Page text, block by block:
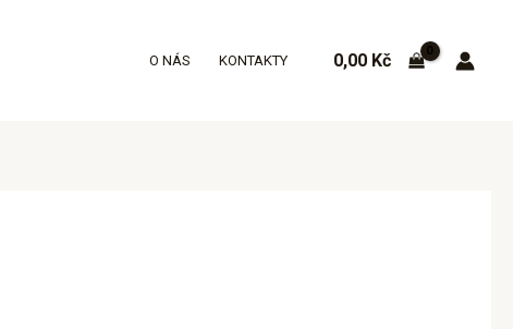
O NÁS KONTAKTY 0,00 Kč